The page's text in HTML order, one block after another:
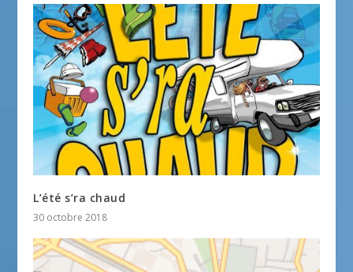
L’été s’ra chaud
30 octobre 2018